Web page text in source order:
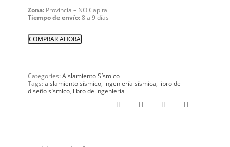
Zona: Provincia – NO Capital
Tiempo de envío:8 a 9 días
COMPRAR AHORA
Categories:Aislamiento Sísmico
Tags:aislamiento sísmico, ingeniería sísmica, libro de
diseño sísmico, libro de ingeniería